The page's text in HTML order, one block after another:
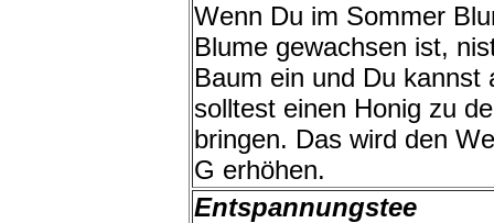
Wenn Du im Sommer
Blume gewachsen ist,
Baum ein und Du
solltest einen Honig zu
bringen. Das wird den
G erhöhen.
Entspannungstee